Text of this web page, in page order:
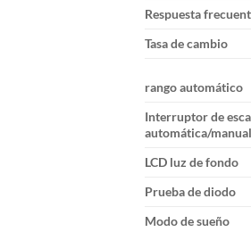
Respuesta
Tasa de cambio
rango automático
Interruptor de
automática/manual
LCD luz de fondo
Prueba de diodo
Modo de sueño